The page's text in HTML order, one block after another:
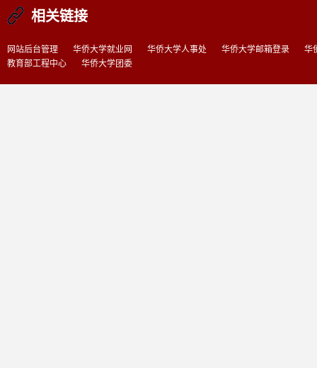
相关链接
网站后台管理 华侨大学就业网 华侨大学人事处 华侨大学邮箱登录
华
教育部工程中心
华侨大学团委